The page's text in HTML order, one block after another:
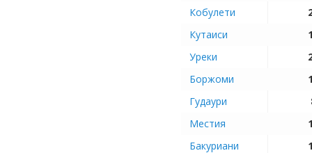
Кобулети
Кутаиси
Уреки
Боржоми
Гудаури
Местия
Бакуриани